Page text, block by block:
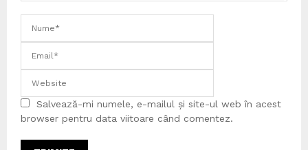
Salvează-mi numele, e-mailul și site-ul web în acest
browser pentru data viitoare când comentez.